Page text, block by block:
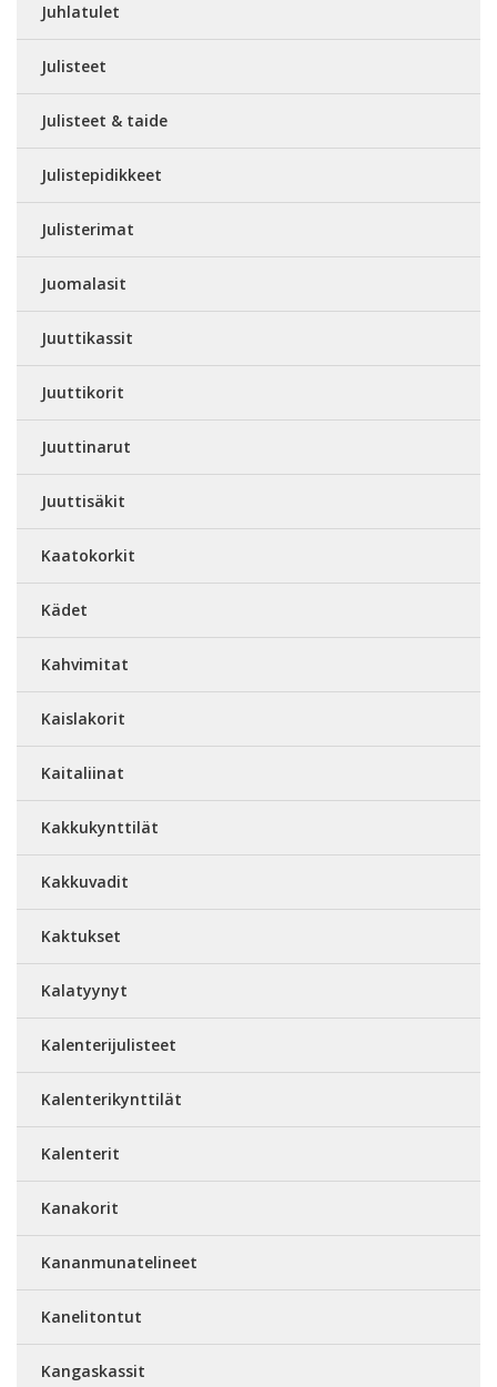
Juhlatulet
Julisteet
Julisteet & taide
Julistepidikkeet
Julisterimat
Juomalasit
Juuttikassit
Juuttikorit
Juuttinarut
Juuttisäkit
Kaatokorkit
Kädet
Kahvimitat
Kaislakorit
Kaitaliinat
Kakkukynttilät
Kakkuvadit
Kaktukset
Kalatyynyt
Kalenterijulisteet
Kalenterikynttilät
Kalenterit
Kanakorit
Kananmunatelineet
Kanelitontut
Kangaskassit